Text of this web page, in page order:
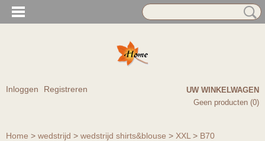
Inloggen Registreren
UW WINKELWAGEN
Geen producten (0)
Home > wedstrijd > wedstrijd shirts&blouse > XXL > B70